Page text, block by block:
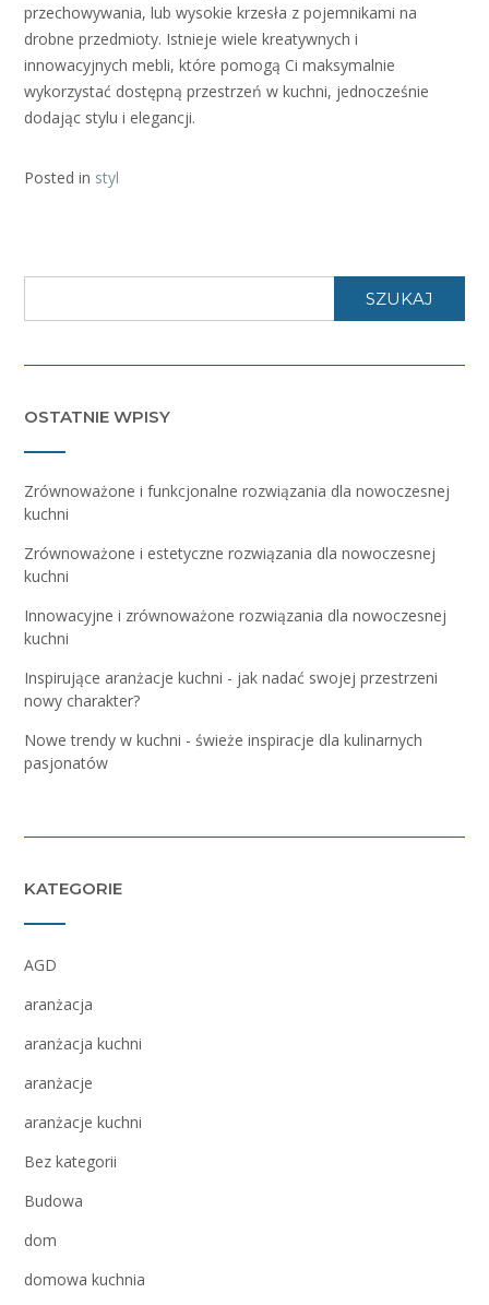
przechowywania, lub wysokie krzesła z pojemnikami na
drobne przedmioty. Istnieje wiele kreatywnych i
innowacyjnych mebli, które pomogą Ci maksymalnie
wykorzystać dostępną przestrzeń w kuchni, jednocześnie
dodając stylu i elegancji.
Posted in styl
SZUKAJ
OSTATNIE WPISY
Zrównoważone i funkcjonalne rozwiązania dla nowoczesnej
kuchni
Zrównoważone i estetyczne rozwiązania dla nowoczesnej
kuchni
Innowacyjne i zrównoważone rozwiązania dla nowoczesnej
kuchni
Inspirujące aranżacje kuchni - jak nadać swojej przestrzeni
nowy charakter?
Nowe trendy w kuchni - świeże inspiracje dla kulinarnych
pasjonatów
KATEGORIE
AGD
aranżacja
aranżacja kuchni
aranżacje
aranżacje kuchni
Bez kategorii
Budowa
dom
domowa kuchnia